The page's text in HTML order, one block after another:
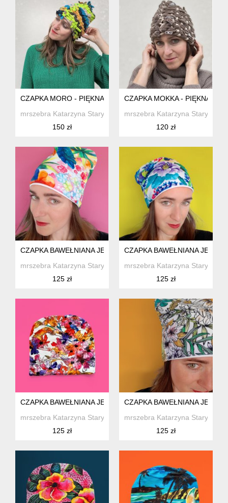
CZAPKA MORO - PIĘKNA TKANA CZAPKA NO8.
mrszebra Katarzyna Staryk
150 zł
CZAPKA MOKKA - PIĘKNA
mrszebra Katarzyna Staryk
120 zł
CZAPKA BAWEŁNIANA JESIENNA MALOWANE KWIATY
mrszebra Katarzyna Staryk
125 zł
CZAPKA BAWEŁNIANA
mrszebra Katarzyna Staryk
125 zł
CZAPKA BAWEŁNIANA JESIENNE KWIATY NA BIELI
mrszebra Katarzyna Staryk
125 zł
CZAPKA BAWEŁNIANA
mrszebra Katarzyna Staryk
125 zł